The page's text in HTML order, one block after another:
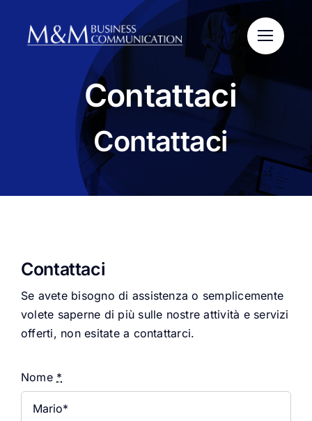
contenuto
Contattaci
Contattaci
Contattaci
Se avete bisogno di assistenza o semplicemente
volete saperne di più sulle nostre attività e servizi
offerti, non esitate a contattarci.
Nome *